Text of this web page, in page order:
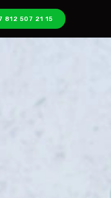
812 507 21 15